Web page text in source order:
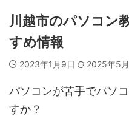
川越市のパソコン
すめ情報
2023年1月9日 2025年5
パソコンが苦手でパソ
すか？